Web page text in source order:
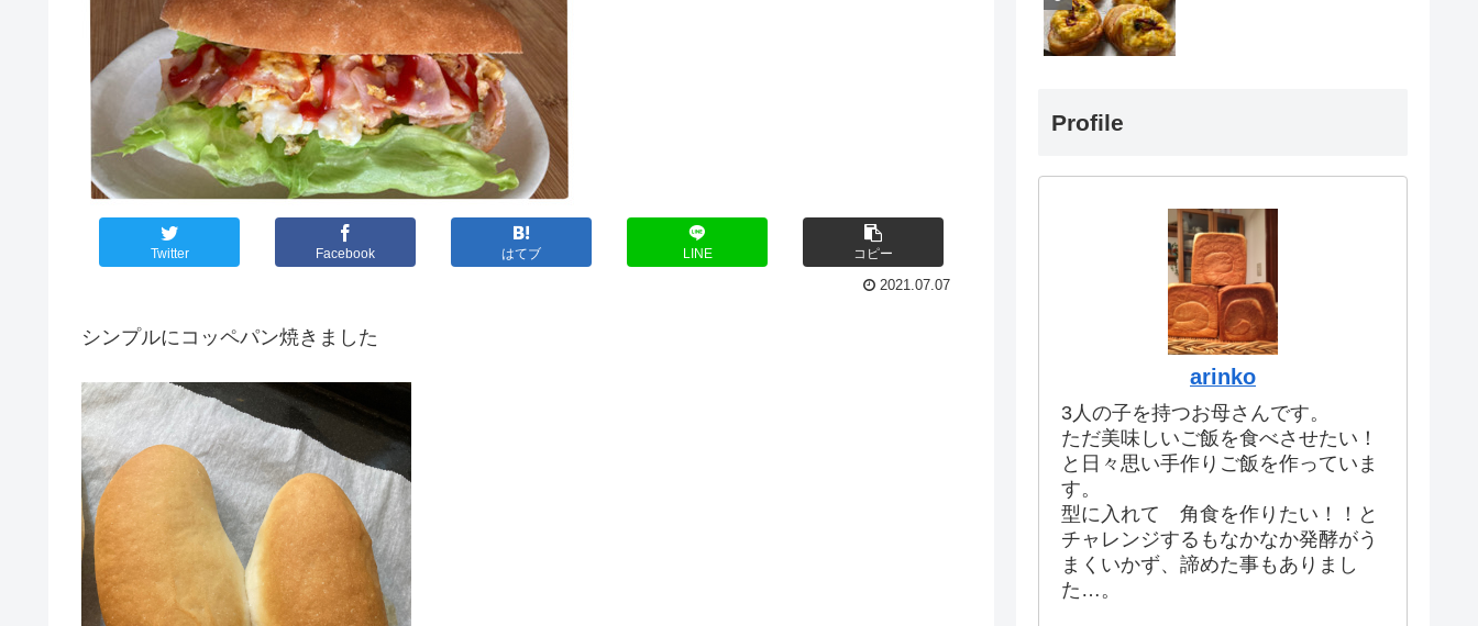
Twitter Facebook はてブ LINE コピー
2021.07.07
シンプルにコッペパン焼きました
Profile
arinko
3人の子を持つお母さんです。
ただ美味しいご飯を食べさせたい！
と日々思い手作りご飯を作っていま
す。
型に入れて 角食を作りたい！！と
チャレンジするもなかなか発酵がう
まくいかず、諦めた事もありまし
た…。